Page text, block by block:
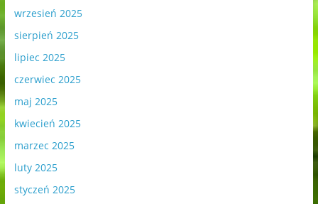
wrzesień 2025
sierpień 2025
lipiec 2025
czerwiec 2025
maj 2025
kwiecień 2025
marzec 2025
luty 2025
styczeń 2025